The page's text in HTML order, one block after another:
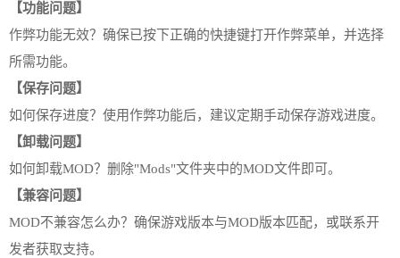
【功能问题】
作弊功能无效？确保已按下正确的快捷键打开作弊菜单，并选择
所需功能。
【保存问题】
如何保存进度？使用作弊功能后，建议定期手动保存游戏进度。
【卸载问题】
如何卸载MOD？删除"Mods"文件夹中的MOD文件即可。
【兼容问题】
MOD不兼容怎么办？确保游戏版本与MOD版本匹配，或联系开
发者获取支持。